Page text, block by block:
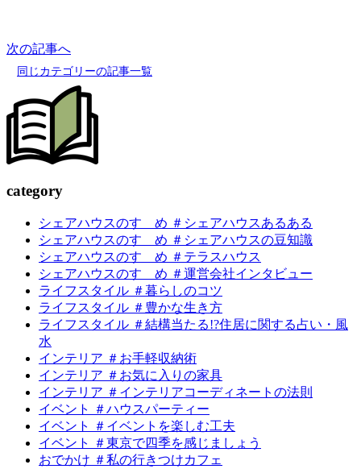
次の記事へ
同じカテゴリーの記事一覧
category
シェアハウスのすゝめ ＃シェアハウスあるある
シェアハウスのすゝめ ＃シェアハウスの豆知識
シェアハウスのすゝめ ＃テラスハウス
シェアハウスのすゝめ ＃運営会社インタビュー
ライフスタイル ＃暮らしのコツ
ライフスタイル ＃豊かな生き方
ライフスタイル ＃結構当たる!?住居に関する占い・風
水
インテリア ＃お手軽収納術
インテリア ＃お気に入りの家具
インテリア ＃インテリアコーディネートの法則
イベント ＃ハウスパーティー
イベント ＃イベントを楽しむ工夫
イベント ＃東京で四季を感じましょう
おでかけ ＃私の行きつけカフェ